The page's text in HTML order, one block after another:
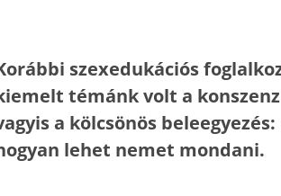
szexedukációs
témánk volt a
a kölcsönös
lehet nemet mondani.